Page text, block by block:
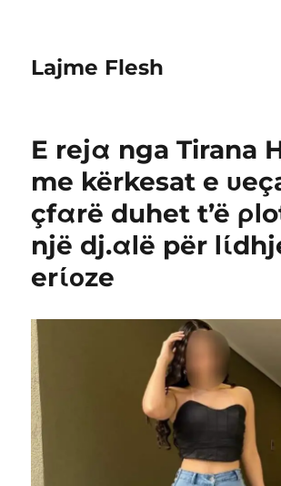
Lajme Flesh
E rejα nga Tirana
me kërkesat e
çfαrë duhet t’ë
një dj.αΙë për
erίοze